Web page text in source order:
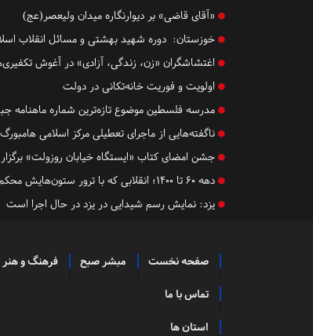
«آقای قاضی» بر دیوارنگاره میدان ولیعصر(عج)
خوزستان: دوره شهید بهشتی و مسائل انقلاب
اغتشاشگران «زن، زندگی، آزادی» در آغوش
اولویت و فوریت خانه‌تکانی در دولت
مدرسه فلسطین موضوع تازه‌ترین شماره ماهنامه
ناگفته‌هایی از ماجرای تعطیلی مرکز اسلامی هامبورگ
جشن امضای کتاب «ایستگاه خیابان روزولت»
دهه ۶۰ تا ۱۴۰۰؛ انقلابی که با ترور ستون‌هایش محکم ماند!
یزد: نمایش رسم شیدایی در یزد در حال اجرا است
صفحه نخست مبشر صبح فرهنگ و هنر
تماس با ما
استان ها